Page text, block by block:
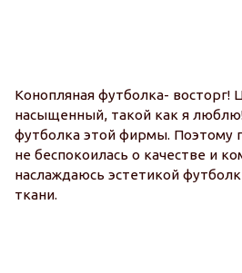
Конопляная футболка- восторг!
насыщенный, такой как я
футболка этой фирмы. Поэтому
не беспокоилась о качестве и
наслаждаюсь эстетикой
ткани.